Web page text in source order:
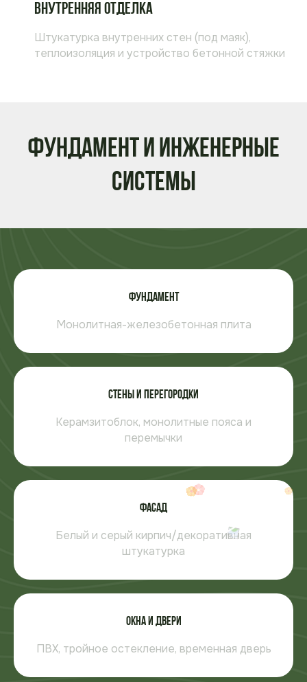
Внутренняя отделка
Штукатурка внутренних стен (под маяк),
теплоизоляция и устройство бетонной стяжки
Фундамент и инженерные
системы
Фундамент
Монолитная-железобетонная плита
Стены и перегородки
Керамзитоблок, монолитные пояса и
перемычки
Фасад
Белый и серый кирпич/декоративная
штукатурка
Окна и двери
ПВХ, тройное остекление, временная дверь